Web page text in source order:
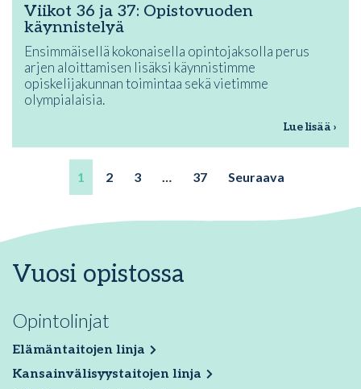
Viikot 36 ja 37: Opistovuoden
käynnistelyä
Ensimmäisellä kokonaisella opintojaksolla perus
arjen aloittamisen lisäksi käynnistimme
opiskelijakunnan toimintaa sekä vietimme
olympialaisia.
Lue lisää ›
1 2 3 … 37 Seuraava
Vuosi opistossa
Opintolinjat
Elämäntaitojen linja
Kansainvälisyystaitojen linja